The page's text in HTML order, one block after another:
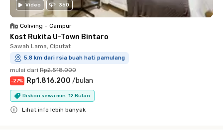
Video 360
Coliving • Campur
Kost Rukita U-Town Bintaro
Sawah Lama, Ciputat
5.8 km dari rsia buah hati pamulang
mulai dari Rp2.518.000
-27% Rp1.816.200 /bulan
Diskon sewa min. 12 Bulan
Lihat info lebih banyak